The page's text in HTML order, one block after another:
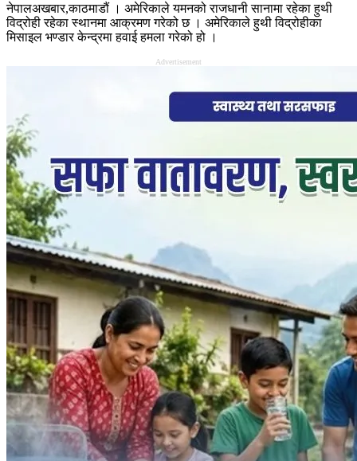
नेपालअखबार,काठमाडौं । अमेरिकाले यमनको राजधानी सानामा रहेका हुथी
विद्रोही रहेका स्थानमा आक्रमण गरेको छ । अमेरिकाले हुथी विद्रोहीका
मिसाइल भण्डार केन्द्रमा हवाई हमला गरेको हो ।
Advertisement